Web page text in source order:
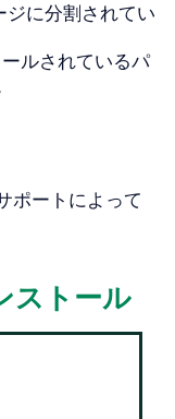
ジに分割されてい
ルされているパ
ポートによって
ストール